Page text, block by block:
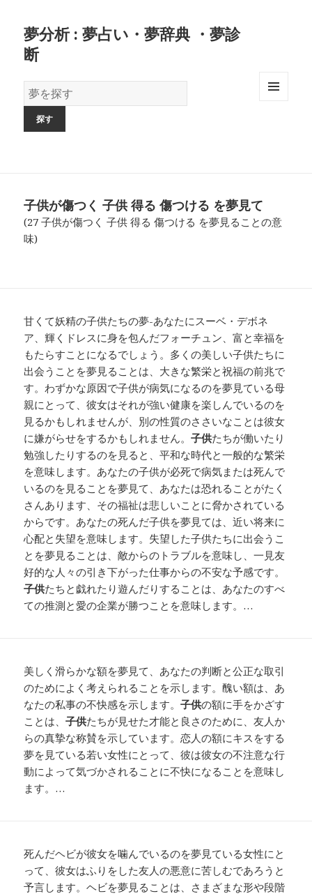
夢分析 : 夢占い・夢辞典 ・夢診
断
夢
の
子供が傷つく 子供 得る 傷つける を夢見て
(27 子供が傷つく 子供 得る 傷つける を夢見ることの意
味)
甘くて妖精の子供たちの夢-あなたにスーベ・デボネ
ア、輝くドレスに身を包んだフォーチュン、富と幸福を
もたらすことになるでしょう。多くの美しい子供たちに
出会うことを夢見ることは、大きな繁栄と祝福の前兆で
す。わずかな原因で子供が病気になるのを夢見ている母
親にとって、彼女はそれが強い健康を楽しんでいるのを
見るかもしれませんが、別の性質のささいなことは彼女
に嫌がらせをするかもしれません。子供たちが働いたり
勉強したりするのを見ると、平和な時代と一般的な繁栄
を意味します。あなたの子供が必死で病気または死んで
いるのを見ることを夢見て、あなたは恐れることがたく
さんあります、その福祉は悲しいことに脅かされている
からです。あなたの死んだ子供を夢見ては、近い将来に
心配と失望を意味します。失望した子供たちに出会うこ
とを夢見ることは、敵からのトラブルを意味し、一見友
好的な人々の引き下がった仕事からの不安な予感です。
子供たちと戯れたり遊んだりすることは、あなたのすべ
ての推測と愛の企業が勝つことを意味します。…
美しく滑らかな額を夢見て、あなたの判断と公正な取引
のためによく考えられることを示します。醜い額は、あ
なたの私事の不快感を示します。子供の額に手をかざす
ことは、子供たちが見せた才能と良さのために、友人か
らの真摯な称賛を示しています。恋人の額にキスをする
夢を見ている若い女性にとって、彼は彼女の不注意な行
動によって気づかされることに不快になることを意味し
ます。…
死んだヘビが彼女を噛んでいるのを夢見ている女性にと
って、彼女はふりをした友人の悪意に苦しむであろうと
予言します。ヘビを夢見ることは、さまざまな形や段階